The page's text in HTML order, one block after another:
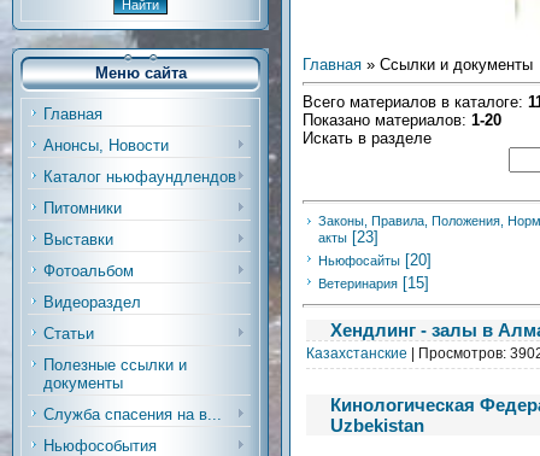
Меню сайта
Главная
Анонсы, Новости
Каталог ньюфаундлендов
Питомники
Выставки
Фотоальбом
Видеораздел
Статьи
Полезные ссылки и
документы
Служба спасения на в...
Ньюфособытия
Главная » Ссылки и документы
Всего материалов в каталоге:
Показано материалов: 1-20
Искать в разделе
Законы, Правила, Положения,
акты [23]
Ньюфосайты [20]
Ветеринария [15]
Хендлинг - залы в
Казахстанские | Просмотров:
Кинологическая
Uzbekistan